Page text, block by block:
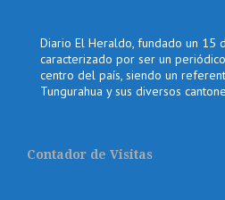
Diario El Heraldo, fundado un 15
caracterizado por ser un
centro del país, siendo un
Tungurahua y sus diversos
Contador de Visitas